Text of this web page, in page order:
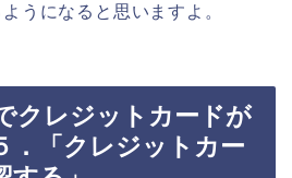
うになると思いますよ。
クレジットカードが
．「クレジットカー